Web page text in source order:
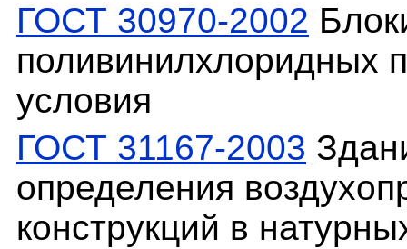
ГОСТ 30970-2002
поливинилхлоридных
условия
ГОСТ 31167-2003
определения
конструкций в